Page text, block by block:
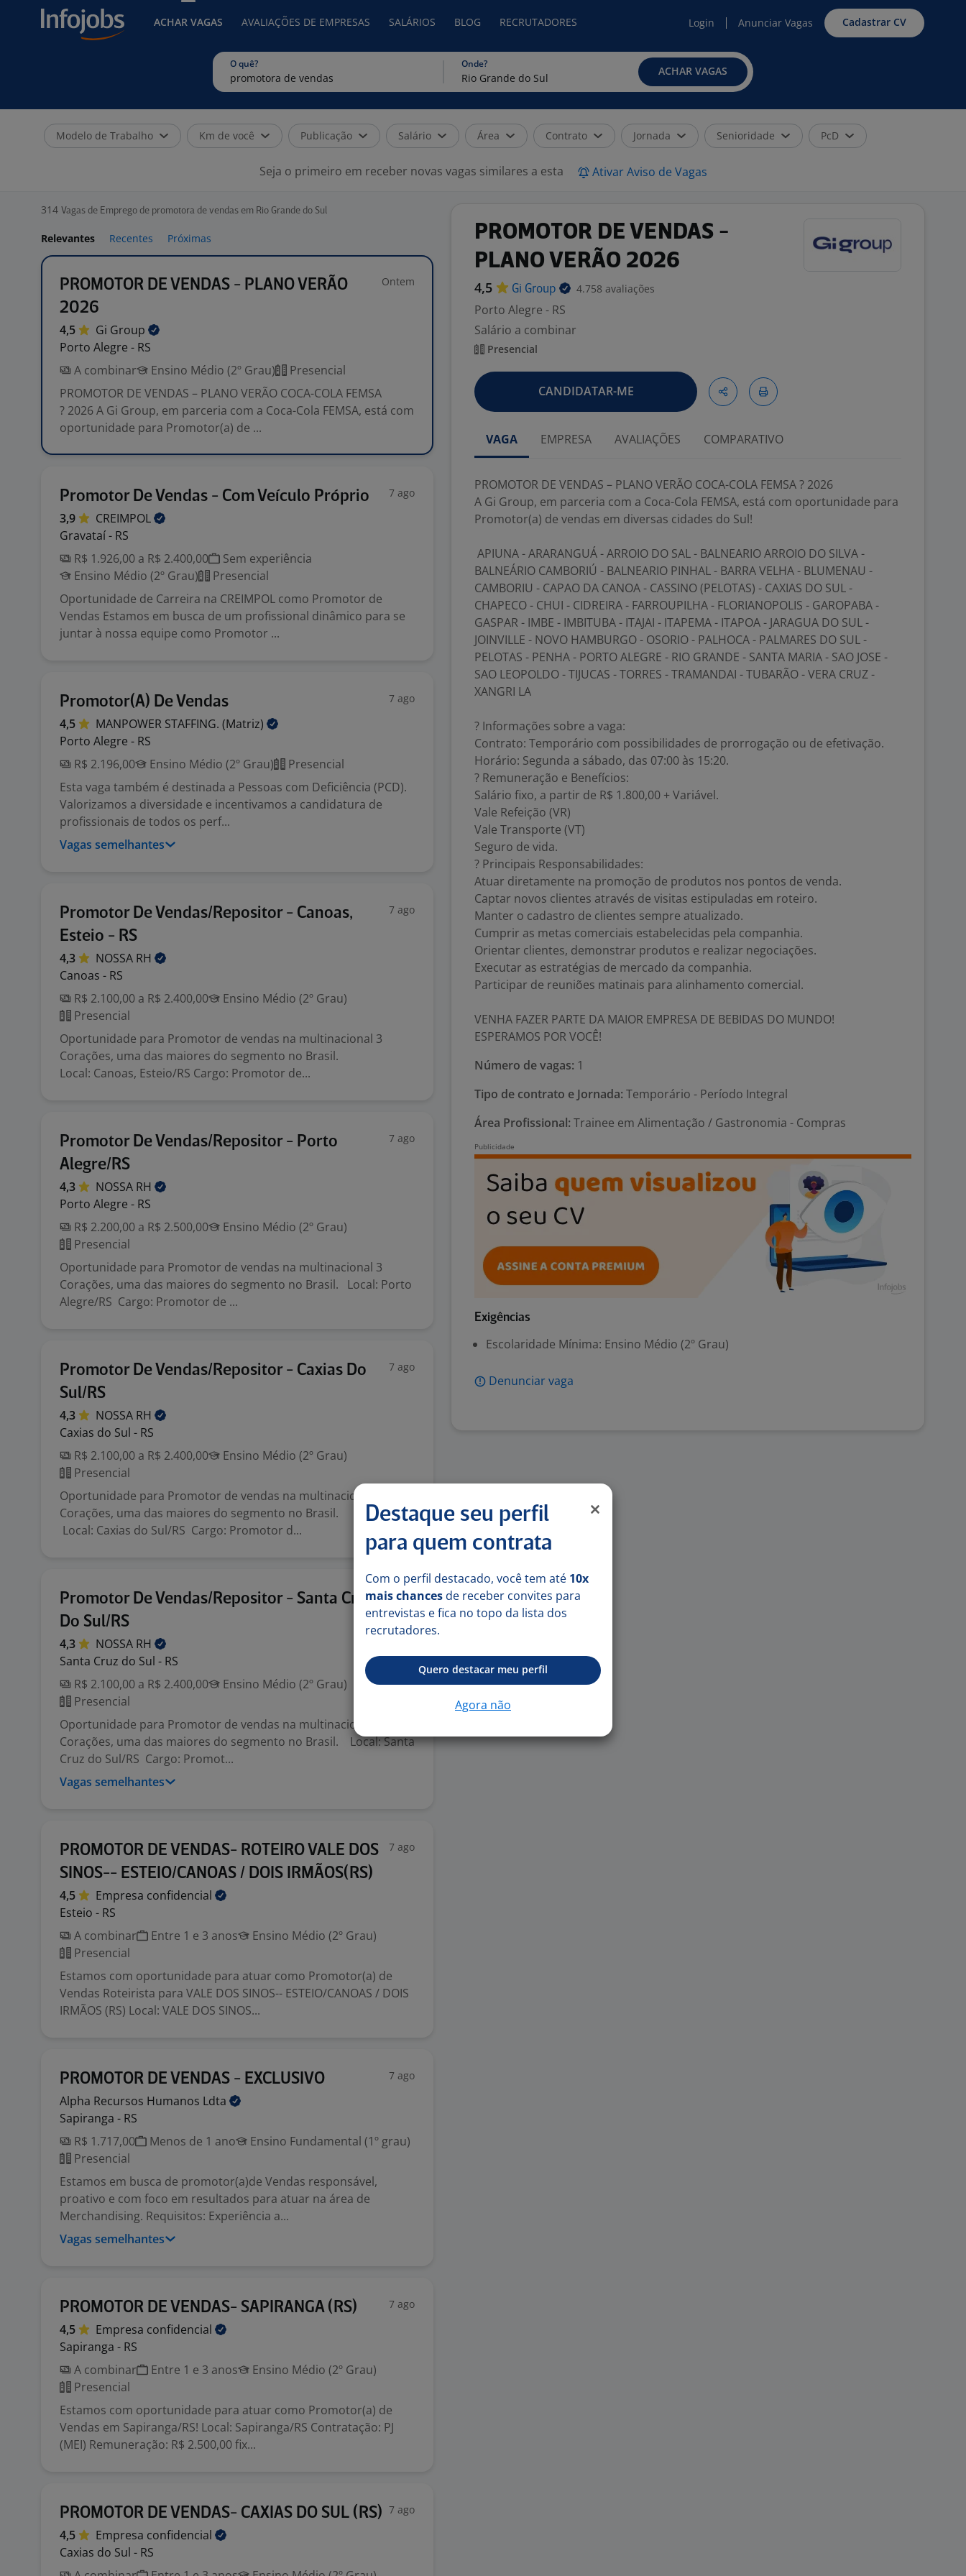
ACHAR VAGAS AVALIAÇÕES DE EMPRESAS SALÁRIOS BLOG RECRUTADORES Login Anunciar Vagas Cadastrar CV
O quê? Onde?
ACHAR VAGAS
Modelo de Trabalho Km de você Publicação Salário Área Contrato Jornada Senioridade PcD
Seja o primeiro em receber novas vagas similares a esta Ativar Aviso de Vagas
314 Vagas de Emprego de promotora de vendas em Rio Grande do Sul
Relevantes Recentes Próximas
PROMOTOR DE VENDAS - PLANO VERÃO
2026
Ontem
4,5 Gi Group
Porto Alegre - RS
A combinar
Ensino Médio (2º Grau)
Presencial
PROMOTOR DE VENDAS – PLANO VERÃO COCA-COLA FEMSA
? 2026 A Gi Group, em parceria com a Coca-Cola FEMSA, está com
oportunidade para Promotor(a) de ...
Promotor De Vendas - Com Veículo Próprio 7 ago
3,9
CREIMPOL
Gravataí - RS
R$ 1.926,00 a R$ 2.400,00
Sem experiência
Ensino Médio (2º Grau)
Presencial
Oportunidade de Carreira na CREIMPOL como Promotor de
Vendas Estamos em busca de um profissional dinâmico para se
juntar à nossa equipe como Promotor ...
Promotor(A) De Vendas 7 ago
4,5 MANPOWER STAFFING. (Matriz)
Porto Alegre - RS
R$ 2.196,00
Ensino Médio (2º Grau)
Presencial
Esta vaga também é destinada a Pessoas com Deficiência (PCD).
Valorizamos a diversidade e incentivamos a candidatura de
profissionais de todos os perf...
Vagas semelhantes
Promotor De Vendas/Repositor - Canoas,
Esteio - RS
7 ago
4,3 NOSSA RH
Canoas - RS
R$ 2.100,00 a R$ 2.400,00
Ensino Médio (2º Grau)
Presencial
Oportunidade para Promotor de vendas na multinacional 3
Corações, uma das maiores do segmento no Brasil.
Local: Canoas, Esteio/RS Cargo: Promotor de...
Promotor De Vendas/Repositor - Porto
Alegre/RS
7 ago
4,3 NOSSA RH
Porto Alegre - RS
R$ 2.200,00 a R$ 2.500,00
Ensino Médio (2º Grau)
Presencial
Oportunidade para Promotor de vendas na multinacional 3
Corações, uma das maiores do segmento no Brasil. Local: Porto
Alegre/RS Cargo: Promotor de ...
Promotor De Vendas/Repositor - Caxias Do
Sul/RS
7 ago
4,3 NOSSA RH
Caxias do Sul - RS
R$ 2.100,00 a R$ 2.400,00
Ensino Médio (2º Grau)
Presencial
Oportunidade para Promotor de vendas na multinacional 3
Corações, uma das maiores do segmento no Brasil.
Local: Caxias do Sul/RS Cargo: Promotor d...
Promotor De Vendas/Repositor - Santa Cruz
Do Sul/RS
7 ago
4,3 NOSSA RH
Santa Cruz do Sul - RS
R$ 2.100,00 a R$ 2.400,00
Ensino Médio (2º Grau)
Presencial
Oportunidade para Promotor de vendas na multinacional 3
Corações, uma das maiores do segmento no Brasil. Local: Santa
Cruz do Sul/RS Cargo: Promot...
Vagas semelhantes
PROMOTOR DE VENDAS- ROTEIRO VALE DOS
SINOS-- ESTEIO/CANOAS / DOIS IRMÃOS(RS)
7 ago
4,5 Empresa confidencial
Esteio - RS
A combinar
Entre 1 e 3 anos
Ensino Médio (2º Grau)
Presencial
Estamos com oportunidade para atuar como Promotor(a) de
Vendas Roteirista para VALE DOS SINOS-- ESTEIO/CANOAS / DOIS
IRMÃOS (RS) Local: VALE DOS SINOS...
PROMOTOR DE VENDAS - EXCLUSIVO 7 ago
Alpha Recursos Humanos Ldta
Sapiranga - RS
R$ 1.717,00
Menos de 1 ano
Ensino Fundamental (1º grau)
Presencial
Estamos em busca de promotor(a)de Vendas responsável,
proativo e com foco em resultados para atuar na área de
Merchandising. Requisitos: Experiência a...
Vagas semelhantes
PROMOTOR DE VENDAS- SAPIRANGA (RS) 7 ago
4,5 Empresa confidencial
Sapiranga - RS
A combinar
Entre 1 e 3 anos
Ensino Médio (2º Grau)
Presencial
Estamos com oportunidade para atuar como Promotor(a) de
Vendas em Sapiranga/RS! Local: Sapiranga/RS Contratação: PJ
(MEI) Remuneração: R$ 2.500,00 fix...
PROMOTOR DE VENDAS- CAXIAS DO SUL (RS) 7 ago
4,5 Empresa confidencial
Caxias do Sul - RS
PROMOTOR DE VENDAS -
PLANO VERÃO 2026
4,5 Gi Group 4.758 avaliações
Porto Alegre - RS
Salário a combinar
Presencial
CANDIDATAR-ME
VAGA EMPRESA AVALIAÇÕES COMPARATIVO
PROMOTOR DE VENDAS – PLANO VERÃO COCA-COLA FEMSA ? 2026
A Gi Group, em parceria com a Coca-Cola FEMSA, está com oportunidade para
Promotor(a) de vendas em diversas cidades do Sul!
APIUNA - ARARANGUÁ - ARROIO DO SAL - BALNEARIO ARROIO DO SILVA -
BALNEÁRIO CAMBORIÚ - BALNEARIO PINHAL - BARRA VELHA - BLUMENAU -
CAMBORIU - CAPAO DA CANOA - CASSINO (PELOTAS) - CAXIAS DO SUL -
CHAPECO - CHUI - CIDREIRA - FARROUPILHA - FLORIANOPOLIS - GAROPABA -
GASPAR - IMBE - IMBITUBA - ITAJAI - ITAPEMA - ITAPOA - JARAGUA DO SUL -
JOINVILLE - NOVO HAMBURGO - OSORIO - PALHOCA - PALMARES DO SUL -
PELOTAS - PENHA - PORTO ALEGRE - RIO GRANDE - SANTA MARIA - SAO JOSE -
SAO LEOPOLDO - TIJUCAS - TORRES - TRAMANDAI - TUBARÃO - VERA CRUZ -
XANGRI LA
? Informações sobre a vaga:
Contrato: Temporário com possibilidades de prorrogação ou de efetivação.
Horário: Segunda a sábado, das 07:00 às 15:20.
? Remuneração e Benefícios:
Salário fixo, a partir de R$ 1.800,00 + Variável.
Vale Refeição (VR)
Vale Transporte (VT)
Seguro de vida.
? Principais Responsabilidades:
Atuar diretamente na promoção de produtos nos pontos de venda.
Captar novos clientes através de visitas estipuladas em roteiro.
Manter o cadastro de clientes sempre atualizado.
Cumprir as metas comerciais estabelecidas pela companhia.
Orientar clientes, demonstrar produtos e realizar negociações.
Executar as estratégias de mercado da companhia.
Participar de reuniões matinais para alinhamento comercial.
VENHA FAZER PARTE DA MAIOR EMPRESA DE BEBIDAS DO MUNDO!
Número de vagas: 1
Tipo de contrato e Jornada: Temporário - Período Integral
Área Profissional: Trainee em Alimentação / Gastronomia - Compras
Exigências
Escolaridade Mínima: Ensino Médio (2º Grau)
Denunciar vaga
Destaque seu perfil
para quem contrata
Com o perfil destacado, você tem até 10x
mais chances de receber convites para
entrevistas e fica no topo da lista dos
recrutadores.
Quero destacar meu perfil
Agora não